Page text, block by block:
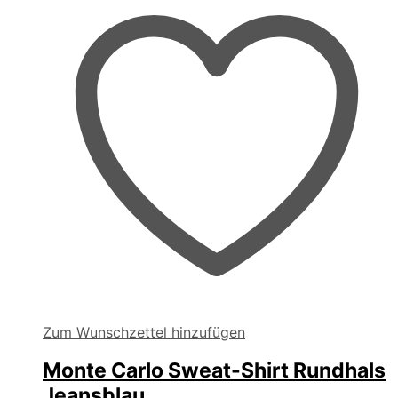
Zum Wunschzettel hinzufügen
Monte Carlo Sweat-Shirt Rundhals